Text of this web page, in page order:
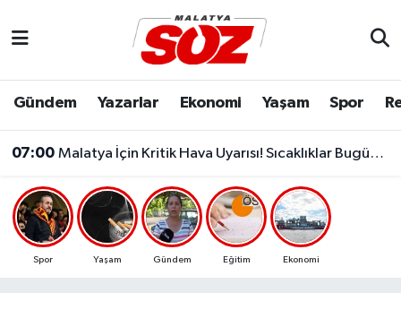
Gündem Yazarlar Ekonomi Yaşam Spor
07:00 Malatya İçin Kritik Hava Uyarısı! Sıcaklıklar Bugün Artacak
Spor Yaşam Gündem Eğitim Ekonomi
Dünya
Eğitim
Ekonomi
Malatya Nöbetçi Eczaneler
Malatya Namaz Vakitleri
Malatya Trafik Yoğunluk Haritası
Süper Lig Puan Durumu ve Fikstür